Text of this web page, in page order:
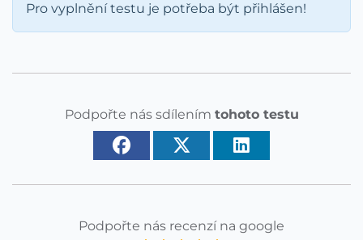
Pro vyplnění testu je potřeba být přihlášen!
Podpořte nás sdílením tohoto testu
Podpořte nás recenzí na google